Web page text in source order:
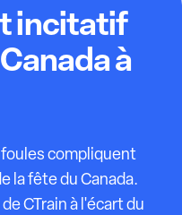
incitatif
à
compliquent
la fête du Canada.
CTrain à l'écart du